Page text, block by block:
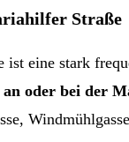
Straße
eine stark
an oder bei der